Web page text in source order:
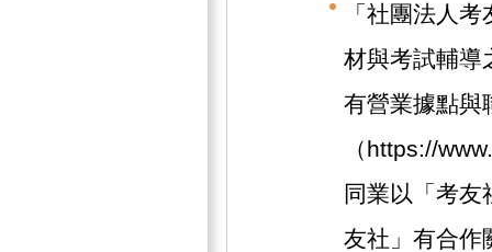
「社團法人
材與考試輔導
有營業據點與
（https://
同業以「考友
友社」有合作